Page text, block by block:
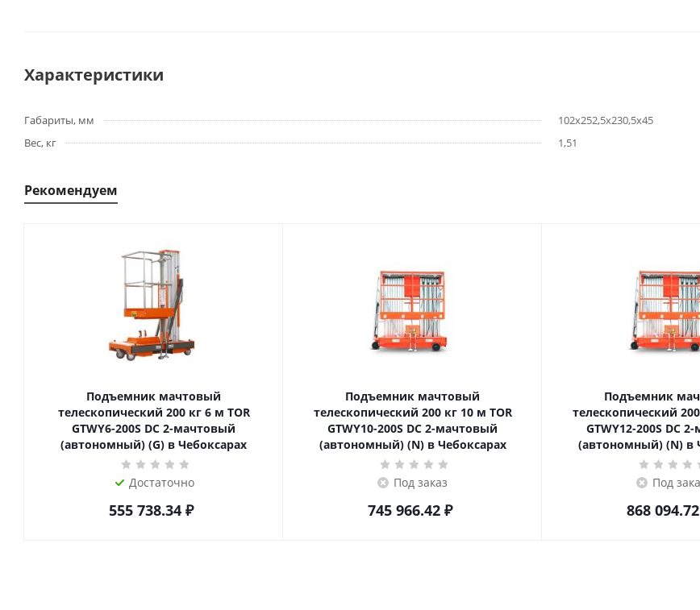
Характеристики
Габариты, мм
102х252,5х230,5х45
Вес, кг
1,51
Рекомендуем
Подъемник мачтовый
телескопический 200 кг 6 м TOR
GTWY6-200S DC 2-мачтовый
(автономный) (G) в Чебоксарах
Достаточно
555 738.34₽
Подъемник мачтовый
телескопический 200 кг 10 м TOR
GTWY10-200S DC 2-мачтовый
(автономный) (N) в Чебоксарах
Под заказ
745 966.42₽
Подъемник
телескопический 200 кг 12 м TOR
GTWY12-200S DC
(автономный) (N) в
Под
868 094.72